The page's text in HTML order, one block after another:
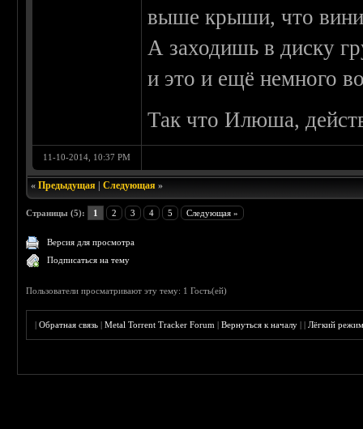
выше крыши, что
А заходишь в диску
и это и ещё немного
Так что Илюша,
11-10-2014, 10:37 PM
«Предыдущая |Следующая »
Страницы (5): 1 2 3 4 5 Следующая »
Версия для просмотра
Подписаться на тему
Пользователи просматривают эту тему: 1 Гость(ей)
|Обратная связь |Metal Torrent Tracker Forum |Вернуться к началу ||Лёгкий